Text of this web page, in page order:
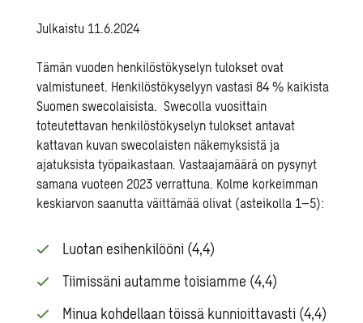
Julkaistu 11.6.2024
Tämän vuoden henkilöstökyselyn tulokset ovat
valmistuneet. Henkilöstökyselyyn vastasi 84 % kaikista
Suomen swecolaisista.Swecolla vuosittain
toteutettavan henkilöstökyselyn tulokset antavat
kattavan kuvan swecolaisten näkemyksistä ja
ajatuksista työpaikastaan. Vastaajamäärä on pysynyt
samana vuoteen 2023 verrattuna. Kolme korkeimman
keskiarvon saanutta väittämää olivat (asteikolla 1–5):
Luotan esihenkilööni (4,4)
Tiimissäni autamme toisiamme (4,4)
Minua kohdellaan töissä kunnioittavasti (4,4)